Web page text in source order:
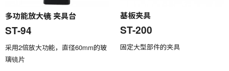
多功能放大镜 夹具台
ST-94
采用2倍放大功能，直径60mm的玻
璃镜片
基板夹具
ST-200
固定大型部件的夹具